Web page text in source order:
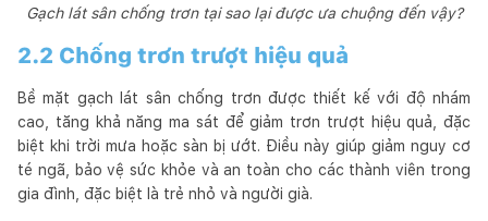
Gạch lát sân chống trơn tại sao lại được ưa chuộng đến vậy?
2.2 Chống trơn trượt hiệu quả
Bề mặt gạch lát sân chống trơn được thiết kế với độ nhám
cao, tăng khả năng ma sát để giảm trơn trượt hiệu quả, đặc
biệt khi trời mưa hoặc sàn bị ướt. Điều này giúp giảm nguy cơ
té ngã, bảo vệ sức khỏe và an toàn cho các thành viên trong
gia đình, đặc biệt là trẻ nhỏ và người già.